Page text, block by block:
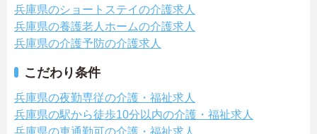
兵庫県のショートステイの介護求人
兵庫県の養護老人ホームの介護求人
兵庫県の介護予防の介護求人
こだわり条件
兵庫県の夜勤専従の介護・福祉求人
兵庫県の駅から徒歩10分以内の介護・福祉求人